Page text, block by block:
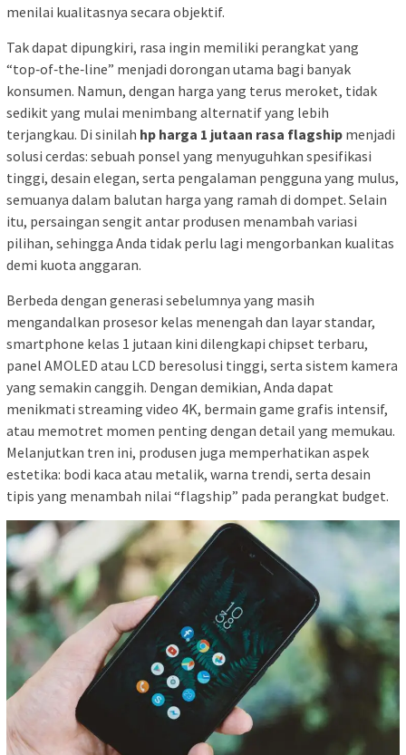
menilai kualitasnya secara objektif.
Tak dapat dipungkiri, rasa ingin memiliki perangkat yang
“top‑of‑the‑line” menjadi dorongan utama bagi banyak
konsumen. Namun, dengan harga yang terus meroket, tidak
sedikit yang mulai menimbang alternatif yang lebih
terjangkau. Di sinilah hp harga 1 jutaan rasa flagship menjadi
solusi cerdas: sebuah ponsel yang menyuguhkan spesifikasi
tinggi, desain elegan, serta pengalaman pengguna yang mulus,
semuanya dalam balutan harga yang ramah di dompet. Selain
itu, persaingan sengit antar produsen menambah variasi
pilihan, sehingga Anda tidak perlu lagi mengorbankan kualitas
demi kuota anggaran.
Berbeda dengan generasi sebelumnya yang masih
mengandalkan prosesor kelas menengah dan layar standar,
smartphone kelas 1 jutaan kini dilengkapi chipset terbaru,
panel AMOLED atau LCD beresolusi tinggi, serta sistem kamera
yang semakin canggih. Dengan demikian, Anda dapat
menikmati streaming video 4K, bermain game grafis intensif,
atau memotret momen penting dengan detail yang memukau.
Melanjutkan tren ini, produsen juga memperhatikan aspek
estetika: bodi kaca atau metalik, warna trendi, serta desain
tipis yang menambah nilai “flagship” pada perangkat budget.